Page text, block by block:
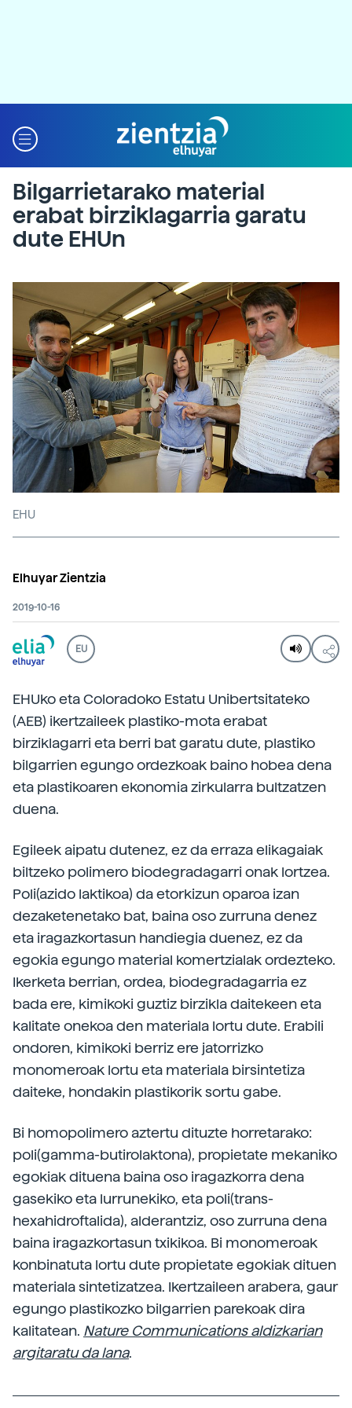
Bilgarrietarako material
erabat birziklagarria garatu
dute EHUn
EHU
Elhuyar Zientzia
2019-10-16
EU
EHUko eta Coloradoko Estatu Unibertsitateko
(AEB) ikertzaileek plastiko-mota erabat
birziklagarri eta berri bat garatu dute, plastiko
bilgarrien egungo ordezkoak baino hobea dena
eta plastikoaren ekonomia zirkularra bultzatzen
duena.
Egileek aipatu dutenez, ez da erraza elikagaiak
biltzeko polimero biodegradagarri onak lortzea.
Poli(azido laktikoa) da etorkizun oparoa izan
dezaketenetako bat, baina oso zurruna denez
eta iragazkortasun handiegia duenez, ez da
egokia egungo material komertzialak ordezteko.
Ikerketa berrian, ordea, biodegradagarria ez
bada ere, kimikoki guztiz birzikla daitekeen eta
kalitate onekoa den materiala lortu dute. Erabili
ondoren, kimikoki berriz ere jatorrizko
monomeroak lortu eta materiala birsintetiza
daiteke, hondakin plastikorik sortu gabe.
Bi homopolimero aztertu dituzte horretarako:
poli(gamma-butirolaktona), propietate mekaniko
egokiak dituena baina oso iragazkorra dena
gasekiko eta lurrunekiko, eta poli(trans-
hexahidroftalida), alderantziz, oso zurruna dena
baina iragazkortasun txikikoa. Bi monomeroak
konbinatuta lortu dute propietate egokiak dituen
materiala sintetizatzea. Ikertzaileen arabera, gaur
egungo plastikozko bilgarrien parekoak dira
kalitatean. Nature Communications aldizkarian
argitaratu da lana.